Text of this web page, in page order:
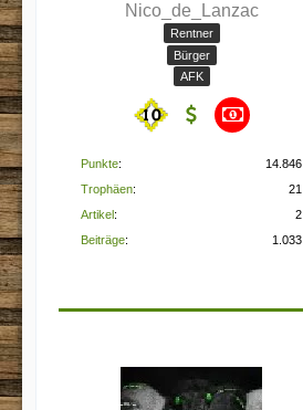
Nico_de_Lanzac
Rentner
Bürger
AFK
Punkte
14.846
Trophäen
21
Artikel
2
Beiträge
1.033